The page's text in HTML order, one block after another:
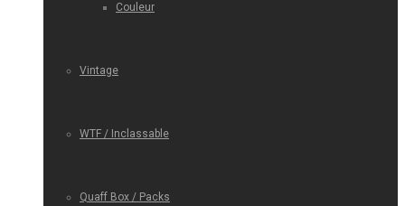
Couleur
Vintage
WTF / Inclassable
Quaff Box / Packs